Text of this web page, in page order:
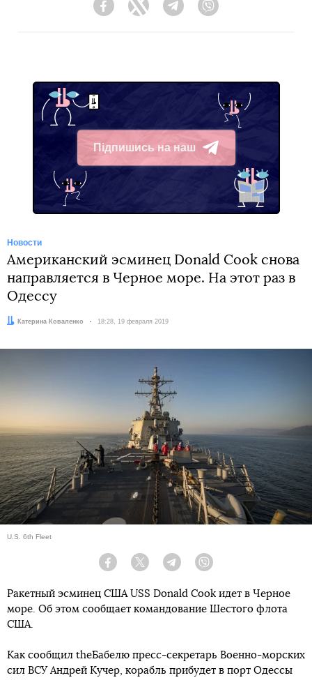
FacebookTwitter Telegram
Підпишись на наш
Telegram
Новости
Американский эсминец Donald Cook снова
направляется в Черное море. На этот раз в
Одессу
Автор:Катерина Коваленко Дата:
18:28, 19 февраля 2019
U.S. 6th Fleet
Facebook Twitter Telegram
Ракетный эсминец США USS Donald Cook идет в Черное
море. Об этом сообщает командование Шестого флота
США.
Как сообщил theБабелю пресс-секретарь Военно-морских
сил ВСУ Андрей Кучер, корабль прибудет в порт Одессы